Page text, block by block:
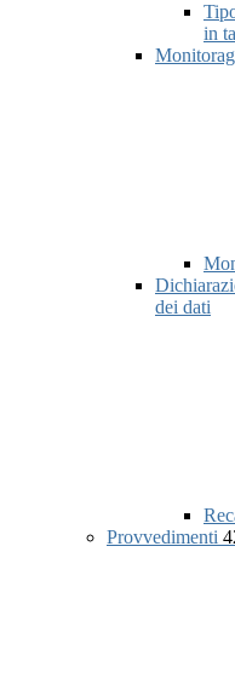
in
dei dati
Provvedimenti